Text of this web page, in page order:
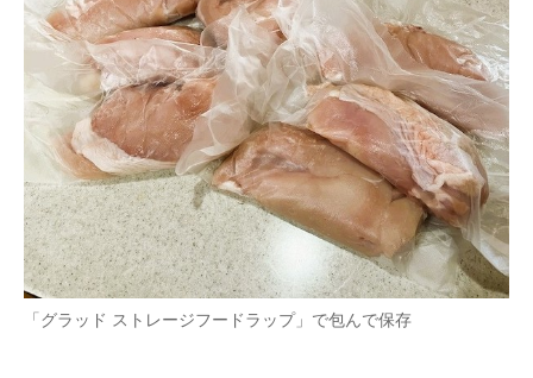
「グラッド ストレージフードラップ」で包んで保存